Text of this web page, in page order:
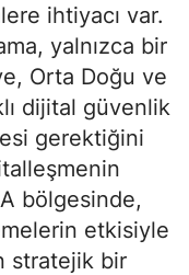
ihtiyacı var.
yalnızca bir
Orta Doğu ve
dijital güvenlik
gerektiğini
bölgesinde,
etkisiyle
stratejik bir